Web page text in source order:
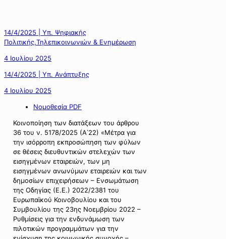
14/4/2025 | Υπ. Ψηφιακής
Πολιτικής,Τηλεπικοινωνιών & Ενημέρωση
4 Ιουλίου 2025
14/4/2025 | Υπ. Ανάπτυξης
4 Ιουλίου 2025
Νομοθεσία PDF
Κοινοποίηση των διατάξεων του άρθρου
36 του ν. 5178/2025 (Α΄22) «Μέτρα για
την ισόρροπη εκπροσώπηση των φύλων
σε θέσεις διευθυντικών στελεχών των
εισηγμένων εταιρειών, των μη
εισηγμένων ανωνύμων εταιρειών και των
δημοσίων επιχειρήσεων – Ενσωμάτωση
της Οδηγίας (Ε.Ε.) 2022/2381 του
Ευρωπαϊκού Κοινοβουλίου και του
Συμβουλίου της 23ης Νοεμβρίου 2022 –
Ρυθμίσεις για την ενδυνάμωση των
πιλοτικών προγραμμάτων για την